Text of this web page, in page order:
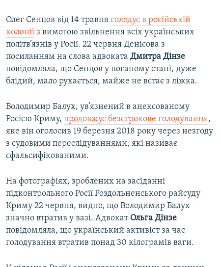
Олег Сенцов від 14 травня голодує в російській
колонії з вимогою звільнення всіх українських
політв’язнів у Росії. 22 червня Денісова з
посиланням на слова адвоката Дмитра Дінзе
повідомляла, що Сенцов у поганому стані, дуже
блідий, мало рухається, майже не встає з ліжка.
Володимир Балух, ув’язнений в анексованому
Росією Криму, продовжує безстрокове голодування,
яке він оголосив 19 березня 2018 року через незгоду
з судовими переслідуваннями, які називає
сфальсифікованими.
На фотографіях, зроблених на засіданні
підконтрольного Росії Роздольненського райсуду
Криму 22 червня, видно, що Володимир Балух
значно втратив у вазі. Адвокат Ольга Дінзе
повідомляла, що український активіст за час
голодування втратив понад 30 кілограмів ваги.